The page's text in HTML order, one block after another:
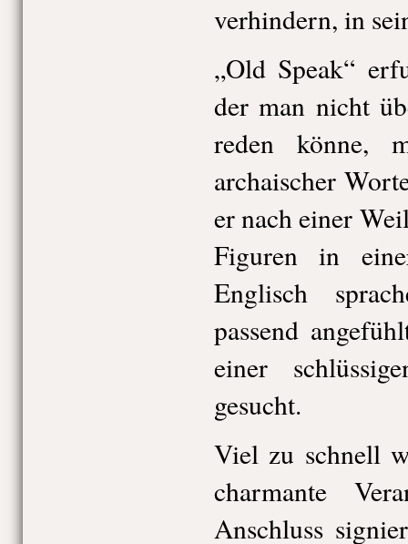
verhindern, in
„Old Speak“
der man nicht
reden könne,
archaischer
er nach einer
Figuren in
Englisch
passend
einer
gesucht.
Viel zu schnell
charmante
Anschluss